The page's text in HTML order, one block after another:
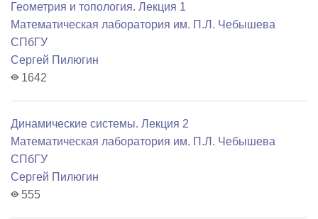
Геометрия и топология. Лекция 1
Математичеcкая лаборатория им. П.Л. Чебышева
СПбГУ
Сергей Пилюгин
1642
Динамические системы. Лекция 2
Математичеcкая лаборатория им. П.Л. Чебышева
СПбГУ
Сергей Пилюгин
555